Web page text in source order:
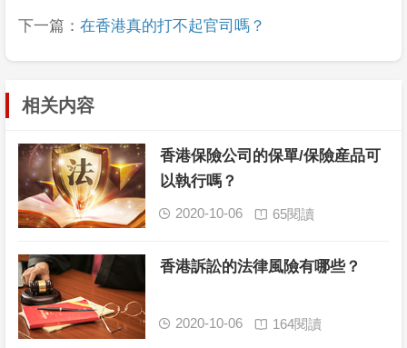
下一篇： 在香港真的打不起官司嗎？
相关内容
香港保險公司的保單/保險産品可
以執行嗎？
 2020-10-06  65閱讀
香港訴訟的法律風險有哪些？
 2020-10-06  164閱讀